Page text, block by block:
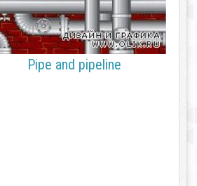
Pipe and pipeline